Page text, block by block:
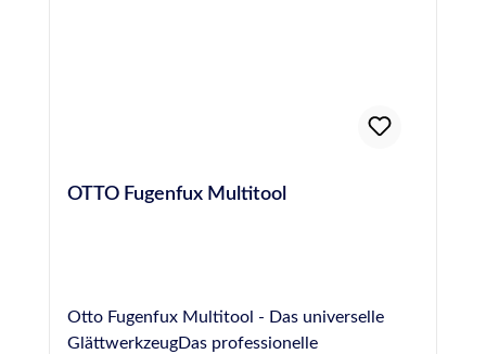
OTTO Fugenfux Multitool
Otto Fugenfux Multitool - Das universelle
GlättwerkzeugDas professionelle